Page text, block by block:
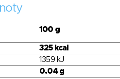
100 g
325 kcal
1359 kJ
0.04 g